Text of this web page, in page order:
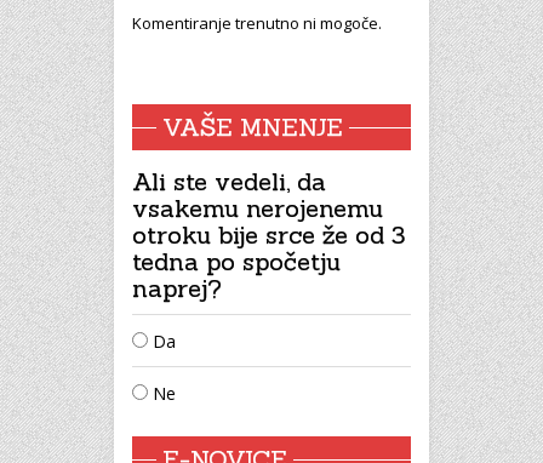
Komentiranje trenutno ni mogoče.
VAŠE MNENJE
Ali ste vedeli, da
vsakemu nerojenemu
otroku bije srce že od 3
tedna po spočetju
naprej?
Da
Ne